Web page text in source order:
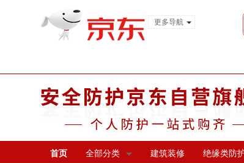
更多导航
首页 全部分类 建筑装修 绝缘类防